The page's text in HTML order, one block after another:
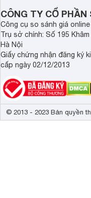
CÔNG TY CỔ PHẦN
Công cụ so sánh giá
Trụ sở chính: Số 195
Hà Nội
Giấy chứng nhận đăng ký
cấp ngày 02/12/2013
© 2013 - 2023 Bản quyền